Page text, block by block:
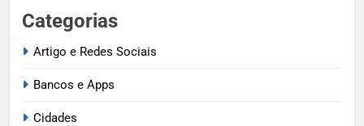
Categorias
Artigo e Redes Sociais
Bancos e Apps
Cidades